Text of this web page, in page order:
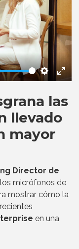
Settings
las
llevado
mayor
Director de
micrófonos de
mostrar cómo la
en una